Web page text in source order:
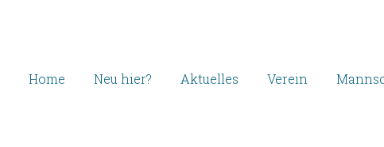
Home Neu hier? Aktuelles Verein